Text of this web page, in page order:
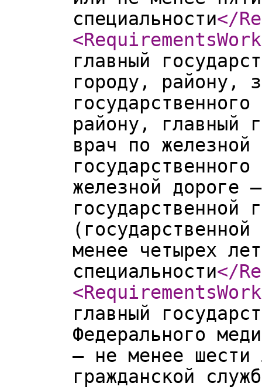
специальности</
главный
городу, району,
району, главный
врач по железной
железной дороге
государственной
менее четырех
специальности</
главный
Федерального
– не менее шести
гражданской